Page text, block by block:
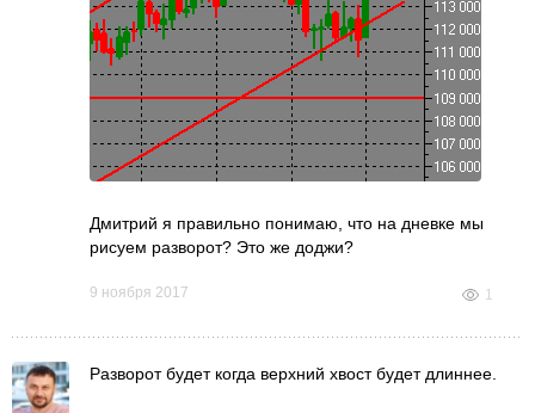
Дмитрий я правильно понимаю, что на дневке мы
рисуем разворот? Это же доджи?
9 ноября 2017 1
Разворот будет когда верхний хвост будет длиннее.